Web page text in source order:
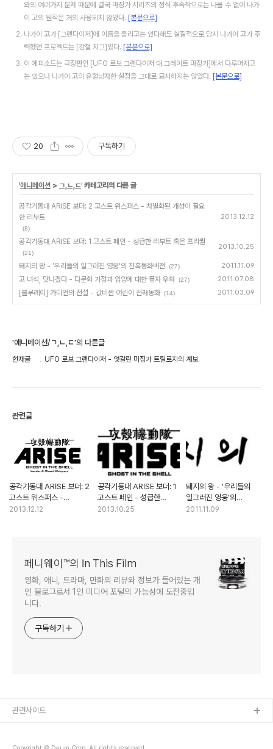
와의 여러가지 문제 때문에 결국 마징가 시리즈의 정식 후속작으로는 나올 수 없어 나가
이 고의 원작은 거의 사용되지 않았다. [본문으로]
나가이 고가 [그렌다이저]에 이름을 올리고는 있다해도 실질적으로 당시 나가이 고가 주
력했던 프로젝트는 [강철 지그]였다. [본문으로]
이 에피소드는 극장판인 [UFO 로보 그렌다이저 대 그레이트 마징가]에서 다루어지고
는 있으나 나가이 고의 유혈낭자한 설정을 그대로 묘사하지는 않았다. [본문으로]
20 구독하기
'애니메이션 > ㄱ,ㄴ,ㄷ' 카테고리의 다른 글
공각기동대 ARISE 보더: 2 고스트 위스퍼스 - 차별화된 개성이 필요
한 리부트
(8)
2013.12.12
공각기동대 ARISE 보더: 1 고스트 페인 - 성급한 리부트 혹은 프리퀄
(21)
2013.10.25
돼지의 왕 - '우리들의 일그러진 영웅'의 잔혹동화버전 (27) 2011.11.09
고 녀석, 맛나겠다 - 다문화 가정과 입양에 대한 풍자 우화 (27) 2011.07.08
[블루레이] 가디언의 전설 - 값비싼 어린이 전래동화 (14) 2011.03.09
'애니메이션/ㄱ,ㄴ,ㄷ'의 다른글
현재글 UFO 로보 그렌다이저 - 엇갈린 마징가 트릴로지의 계보
관련글
공각기동대 ARISE 보더: 2
고스트 위스퍼스 -
차별화된 개성이 필요한
2013.12.12
공각기동대 ARISE 보더: 1
고스트 페인 - 성급한
리부트 혹은 프리퀄
2013.10.25
돼지의 왕 - '우리들의
일그러진 영웅'의
잔혹동화버전
2011.11.09
페니웨이™의 In This Film
영화, 애니, 드라마, 만화의 리뷰와 정보가 들어있는 개
인 블로그로서 1인 미디어 포털의 가능성에 도전중입
니다.
구독하기
관련사이트